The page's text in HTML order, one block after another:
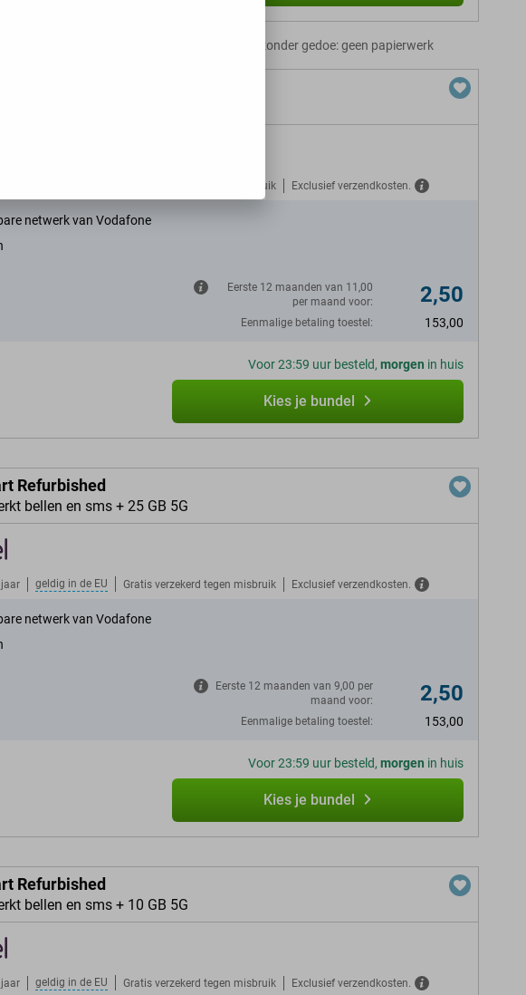
Abonnement zonder gedoe: geen papierwerk
Gratis verzekerd tegen misbruik Exclusief verzendkosten.
netwerk van Vodafone
Eerste 12 maanden van 11,00
per maand voor:
2,50
Eenmalige betaling toestel: 153,00
Voor 23:59 uur besteld, morgen in huis
Kies je bundel
Refurbished
bellen en sms + 25 GB 5G
geldig in de EU Gratis verzekerd tegen misbruik Exclusief verzendkosten.
netwerk van Vodafone
Eerste 12 maanden van 9,00 per
maand voor:
2,50
Eenmalige betaling toestel: 153,00
Voor 23:59 uur besteld, morgen in huis
Kies je bundel
Refurbished
bellen en sms + 10 GB 5G
geldig in de EU Gratis verzekerd tegen misbruik Exclusief verzendkosten.